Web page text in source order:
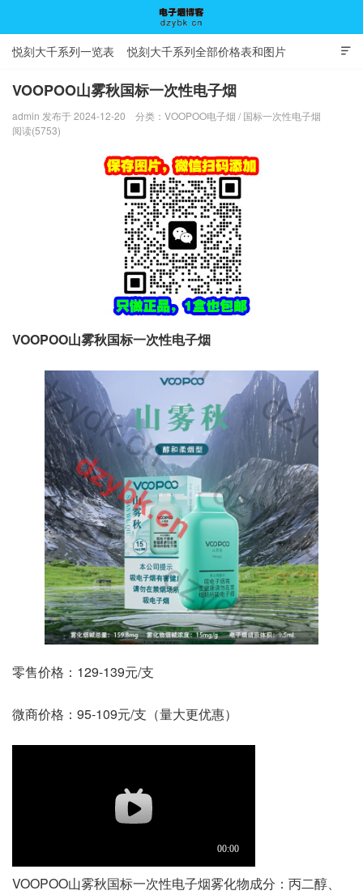

悦刻大千系列一览表 悦刻大千系列全部价格表和图片
VOOPOO山雾秋国标一次性电子烟
admin 发布于 2024-12-20 分类： VOOPOO电子烟 / 国标一次性电子烟
阅读(5753)
VOOPOO山雾秋国标一次性电子烟
零售价格：129-139元/支
微商价格：95-109元/支（量大更优惠）
VOOPOO山雾秋国标一次性电子烟雾化物成分：丙二醇、